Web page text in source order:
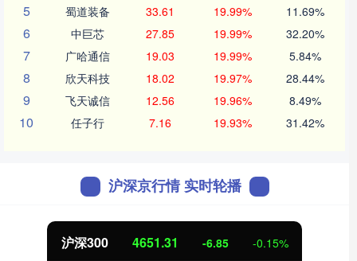
5 蜀道装备 33.61 19.99% 11.69%
6 中巨芯 27.85 19.99% 32.20%
7 广哈通信 19.03 19.99% 5.84%
8 欣天科技 18.02 19.97% 28.44%
9 飞天诚信 12.56 19.96% 8.49%
10 任子行 7.16 19.93% 31.42%
沪深京行情 实时轮播
沪深300 4651.31 -6.85 -0.15%